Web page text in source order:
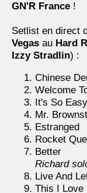
GN'R France !
Setlist en direct
Vegas au Hard
Izzy Stradlin) :
Chinese
Welcome
It's So Easy
Mr.
Estranged
Rocket
Better
Richard
Live And
This I Love